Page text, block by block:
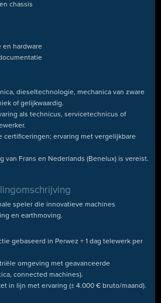
chassis
en hardware
dieseltechnologie, mechanica van zware
of gelijkwaardig.
als technicus, servicetechnicus of
certificeringen; ervaring met vergelijkbare
van Frans en Nederlands (Benelux) is vereist.
speler die innovatieve machines
en earthmoving.
gebaseerd in Perwez + 1 dag telewerk per
omgeving met geavanceerde
connected machines).
in lijn met ervaring (± 4.000 € bruto/maand).